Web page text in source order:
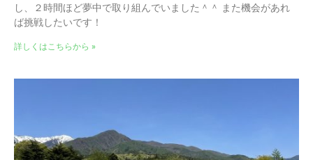
し、２時間ほど夢中で取り組んでいました＾＾ また機会があれ
ば挑戦したいです！
詳しくはこちらから »